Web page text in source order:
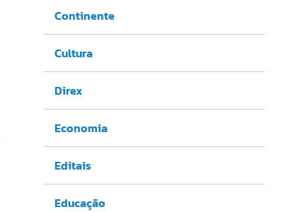
Continente
Cultura
Direx
Economia
Editais
Educação